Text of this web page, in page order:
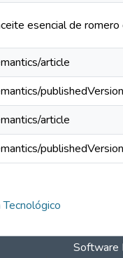
esencial de
article
publishedVersion
article
publishedVersion
Software